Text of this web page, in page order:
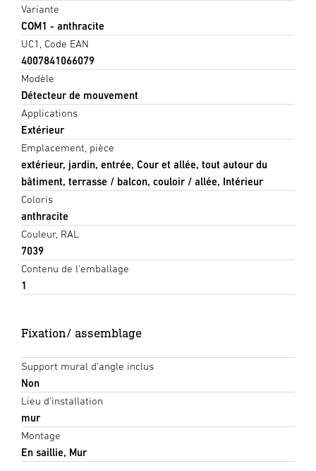
Variante
COM1 - anthracite
UC1, Code EAN
4007841066079
Modèle
Détecteur de mouvement
Applications
Extérieur
Emplacement, pièce
extérieur, jardin, entrée, Cour et allée, tout autour du
bâtiment, terrasse / balcon, couloir / allée, Intérieur
Coloris
anthracite
Couleur, RAL
7039
Contenu de l'emballage
1
Fixation/ assemblage
Support mural d'angle inclus
Non
Lieu d'installation
mur
Montage
En saillie, Mur